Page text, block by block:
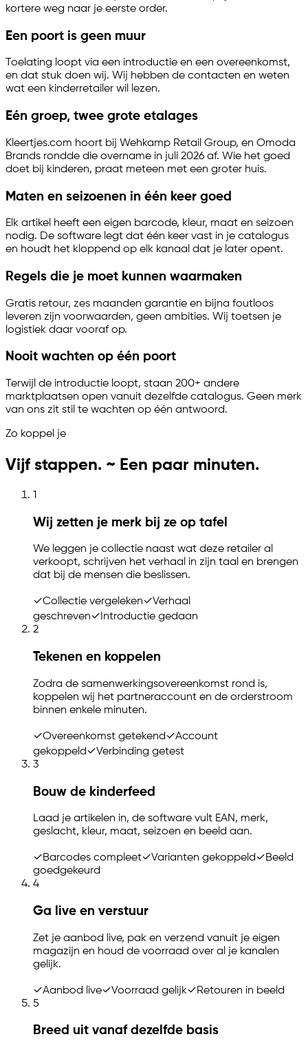
kortere weg naar je eerste order.
Een poort is geen muur
Toelating loopt via een introductie en een overeenkomst,
en dat stuk doen wij. Wij hebben de contacten en weten
wat een kinderretailer wil lezen.
Eén groep, twee grote etalages
Kleertjes.com hoort bij Wehkamp Retail Group, en Omoda
Brands rondde die overname in juli 2026 af. Wie het goed
doet bij kinderen, praat meteen met een groter huis.
Maten en seizoenen in één keer goed
Elk artikel heeft een eigen barcode, kleur, maat en seizoen
nodig. De software legt dat één keer vast in je catalogus
en houdt het kloppend op elk kanaal dat je later opent.
Regels die je moet kunnen waarmaken
Gratis retour, zes maanden garantie en bijna foutloos
leveren zijn voorwaarden, geen ambities. Wij toetsen je
logistiek daar vooraf op.
Nooit wachten op één poort
Terwijl de introductie loopt, staan 200+ andere
marktplaatsen open vanuit dezelfde catalogus. Geen merk
van ons zit stil te wachten op één antwoord.
Zo koppel je
Vijf stappen. ~ Een paar minuten.
1
Wij zetten je merk bij ze op tafel
We leggen je collectie naast wat deze retailer al
verkoopt, schrijven het verhaal in zijn taal en brengen
dat bij de mensen die beslissen.
✓Collectie vergeleken✓Verhaal
geschreven✓Introductie gedaan
2
Tekenen en koppelen
Zodra de samenwerkingsovereenkomst rond is,
koppelen wij het partneraccount en de orderstroom
binnen enkele minuten.
✓Overeenkomst getekend ✓Account
gekoppeld ✓Verbinding getest
3
Bouw de kinderfeed
Laad je artikelen in, de software vult EAN, merk,
geslacht, kleur, maat, seizoen en beeld aan.
✓Barcodes compleet✓Varianten gekoppeld✓Beeld
goedgekeurd
4
Ga live en verstuur
Zet je aanbod live, pak en verzend vanuit je eigen
magazijn en houd de voorraad over al je kanalen
gelijk.
✓Aanbod live✓Voorraad gelijk✓Retouren in beeld
5
Breed uit vanaf dezelfde basis